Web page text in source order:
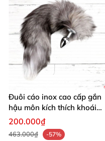
Đuôi cáo inox cao cấp gắn
hậu môn kích thích khoái
cảm
200.000₫
463.000₫
-57%